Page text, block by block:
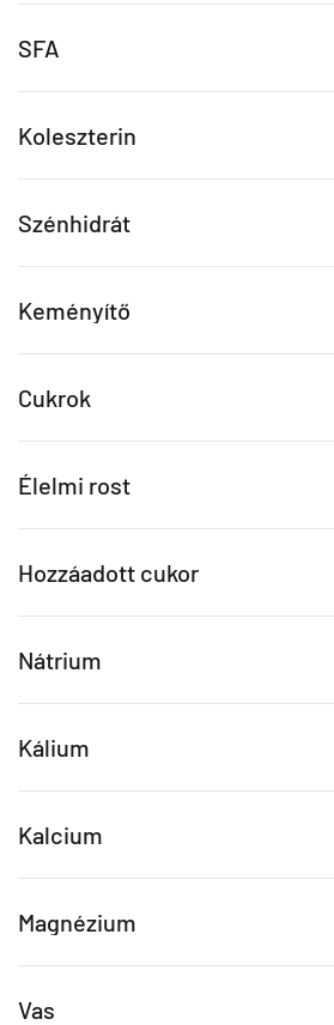
SFA
Koleszterin
Szénhidrát
Keményítő
Cukrok
Élelmi rost
Hozzáadott cukor
Nátrium
Kálium
Kalcium
Magnézium
Vas